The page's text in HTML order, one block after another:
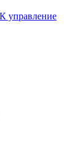
управление